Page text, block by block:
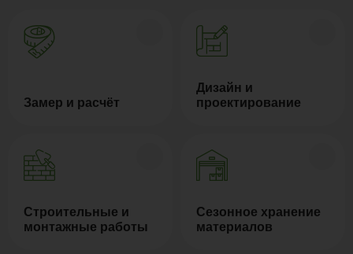
Замер и расчёт
Дизайн и
проектирование
Строительные и
монтажные работы
Сезонное хранение
материалов